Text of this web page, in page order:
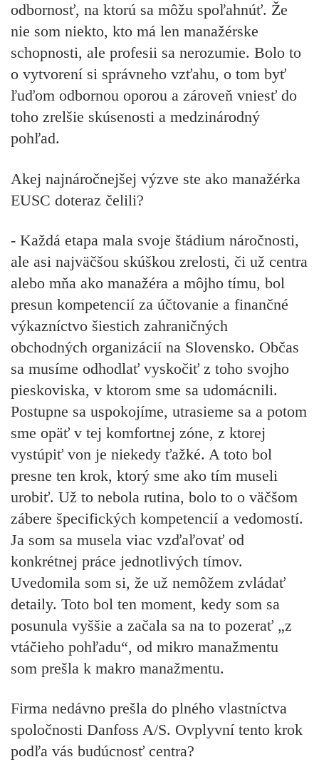
odbornosť, na ktorú sa môžu spoľahnúť. Že
nie som niekto, kto má len manažérske
schopnosti, ale profesii sa nerozumie. Bolo to
o vytvorení si správneho vzťahu, o tom byť
ľuďom odbornou oporou a zároveň vniesť do
toho zrelšie skúsenosti a medzinárodný
pohľad.
Akej najnáročnejšej výzve ste ako manažérka
EUSC doteraz čelili?
- Každá etapa mala svoje štádium náročnosti,
ale asi najväčšou skúškou zrelosti, či už centra
alebo mňa ako manažéra a môjho tímu, bol
presun kompetencií za účtovanie a finančné
výkazníctvo šiestich zahraničných
obchodných organizácií na Slovensko. Občas
sa musíme odhodlať vyskočiť z toho svojho
pieskoviska, v ktorom sme sa udomácnili.
Postupne sa uspokojíme, utrasieme sa a potom
sme opäť v tej komfortnej zóne, z ktorej
vystúpiť von je niekedy ťažké. A toto bol
presne ten krok, ktorý sme ako tím museli
urobiť. Už to nebola rutina, bolo to o väčšom
zábere špecifických kompetencií a vedomostí.
Ja som sa musela viac vzďaľovať od
konkrétnej práce jednotlivých tímov.
Uvedomila som si, že už nemôžem zvládať
detaily. Toto bol ten moment, kedy som sa
posunula vyššie a začala sa na to pozerať „z
vtáčieho pohľadu“, od mikro manažmentu
som prešla k makro manažmentu.
Firma nedávno prešla do plného vlastníctva
spoločnosti Danfoss A/S. Ovplyvní tento krok
podľa vás budúcnosť centra?